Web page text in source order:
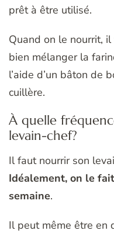
prêt à être utilisé.
Quand on le nourrit,
bien mélanger la
l’aide d’un bâton de
cuillère.
À quelle
levain-chef?
Il faut nourrir son
Idéalement, on le
semaine.
Il peut même être en